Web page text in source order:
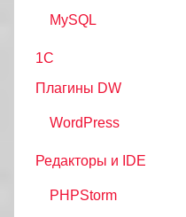
MySQL
1С
Плагины DW
WordPress
Редакторы и IDE
PHPStorm